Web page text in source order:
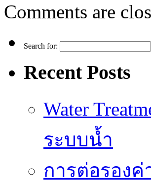
Comments are
Search for:
Recent Posts
Water
ระบบน้ำ
การต่อรอง